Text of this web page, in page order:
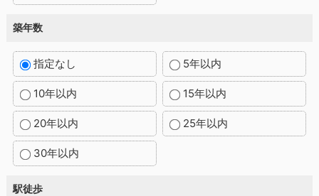
築年数
指定なし 5年以内
10年以内 15年以内
20年以内 25年以内
30年以内
駅徒歩